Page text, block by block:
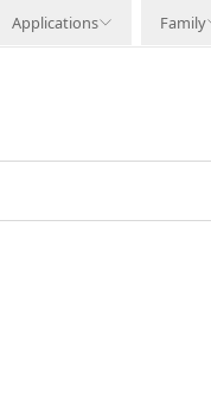
Applications Family